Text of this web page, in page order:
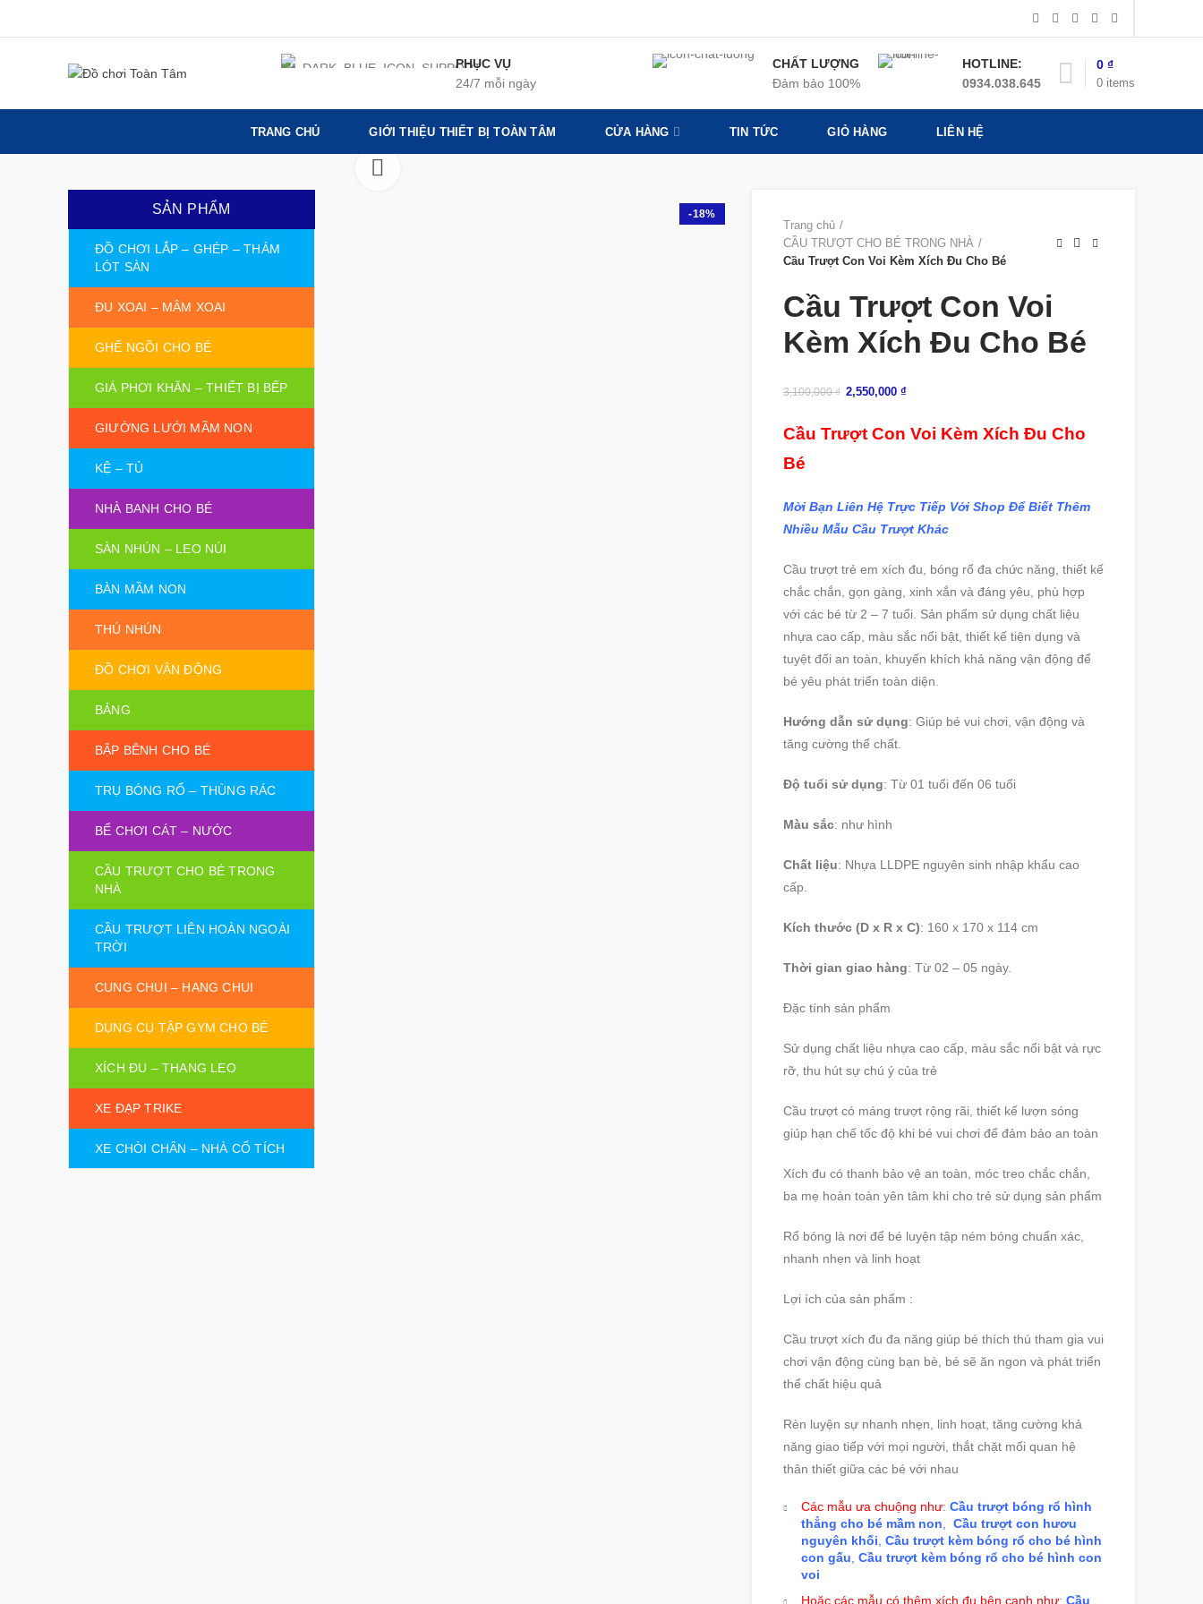
PHỤC VỤ
24/7 mỗi ngày
CHẤT LƯỢNG
Đảm bảo 100%
HOTLINE:
0934.038.645
0 items
0 ₫
TRANG CHỦ GIỚI THIỆU THIẾT BỊ TOÀN TÂM CỬA HÀNG TIN TỨC GIỎ HÀNG LIÊN HỆ
-18%
Trang chủ
CẦU TRƯỢT CHO BÉ TRONG NHÀ
Cầu Trượt Con Voi Kèm Xích Đu Cho Bé
Cầu Trượt Con Voi
Kèm Xích Đu Cho Bé
3,100,000₫ 2,550,000 ₫
Cầu Trượt Con Voi Kèm Xích Đu Cho
Bé
Mời Bạn Liên Hệ Trực Tiếp Với Shop Để Biết Thêm
Nhiều Mẫu Cầu Trượt Khác
Cầu trượt trẻ em xích đu, bóng rổ đa chức năng, thiết kế
chắc chắn, gọn gàng, xinh xắn và đáng yêu, phù hợp
với các bé từ 2 – 7 tuổi. Sản phẩm sử dụng chất liệu
nhựa cao cấp, màu sắc nổi bật, thiết kế tiện dụng và
tuyệt đối an toàn, khuyến khích khả năng vận động để
bé yêu phát triển toàn diện.
Hướng dẫn sử dụng: Giúp bé vui chơi, vận động và
tăng cường thể chất.
Độ tuổi sử dụng: Từ 01 tuổi đến 06 tuổi
Màu sắc: như hình
Chất liệu: Nhựa LLDPE nguyên sinh nhập khẩu cao
cấp.
Kích thước (D x R x C): 160 x 170 x 114 cm
Thời gian giao hàng: Từ 02 – 05 ngày.
Đặc tính sản phẩm
Sử dụng chất liệu nhựa cao cấp, màu sắc nổi bật và rực
rỡ, thu hút sự chú ý của trẻ
Cầu trượt có máng trượt rộng rãi, thiết kế lượn sóng
giúp hạn chế tốc độ khi bé vui chơi để đảm bảo an toàn
Xích đu có thanh bảo vệ an toàn, móc treo chắc chắn,
ba mẹ hoàn toàn yên tâm khi cho trẻ sử dụng sản phẩm
Rổ bóng là nơi để bé luyện tập ném bóng chuẩn xác,
nhanh nhẹn và linh hoạt
Lợi ích của sản phẩm :
Cầu trượt xích đu đa năng giúp bé thích thú tham gia vui
chơi vận động cùng bạn bè, bé sẽ ăn ngon và phát triển
thể chất hiệu quả
Rèn luyện sự nhanh nhẹn, linh hoạt, tăng cường khả
năng giao tiếp với mọi người, thắt chặt mối quan hệ
thân thiết giữa các bé với nhau
Các mẫu ưa chuộng như: Cầu trượt bóng rổ hình
thẳng cho bé mầm non
Cầu trượt con hươu
nguyên khối Cầu trượt kèm bóng rổ cho bé hình
con gấu Cầu trượt kèm bóng rổ cho bé hình con
voi
Hoặc các mẫu có thêm xích đu bên cạnh như: Cầu
SẢN PHẨM
ĐỒ CHƠI LẮP – GHÉP – THẢM
LÓT SÀN
ĐU XOAI – MÂM XOAI
GHẾ NGỒI CHO BÉ
GIÁ PHƠI KHĂN – THIẾT BỊ BẾP
GIƯỜNG LƯỚI MẦM NON
KỆ – TỦ
NHÀ BANH CHO BÉ
SÀN NHÚN – LEO NÚI
BÀN MẦM NON
THÚ NHÚN
ĐỒ CHƠI VẬN ĐỘNG
BẢNG
BẬP BÊNH CHO BÉ
TRỤ BÓNG RỔ – THÙNG RÁC
BỂ CHƠI CÁT – NƯỚC
CẦU TRƯỢT CHO BÉ TRONG
NHÀ
CẦU TRƯỢT LIÊN HOÀN NGOÀI
TRỜI
CUNG CHUI – HANG CHUI
DỤNG CỤ TẬP GYM CHO BÉ
XÍCH ĐU – THANG LEO
XE ĐẠP TRIKE
XE CHÒI CHÂN – NHÀ CỔ TÍCH